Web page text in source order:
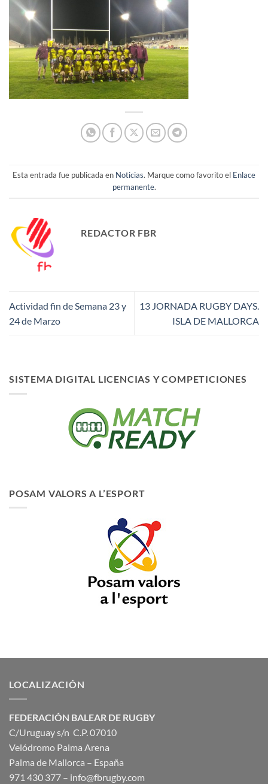
Esta entrada fue publicada en Noticias. Marque como favorito el Enlace
permanente.
REDACTOR FBR
Actividad fin de Semana 23 y
24 de Marzo
13 JORNADA RUGBY DAYS.
ISLA DE MALLORCA
SISTEMA DIGITAL LICENCIAS Y COMPETICIONES
POSAM VALORS A L’ESPORT
LOCALIZACIÓN
FEDERACIÓN BALEAR DE RUGBY
C/Uruguay s/n C.P. 07010
Velódromo Palma Arena
Palma de Mallorca – España
971 430 377 – info@fbrugby.com